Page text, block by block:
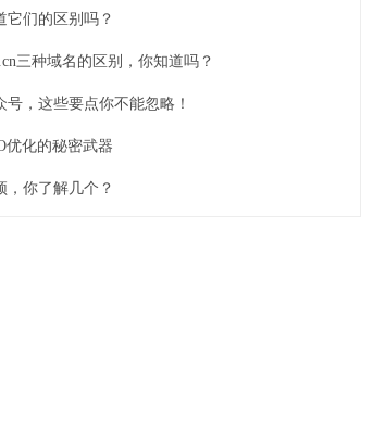
它们的区别吗？
三种域名的区别，你知道吗？
，这些要点你不能忽略！
优化的秘密武器
，你了解几个？